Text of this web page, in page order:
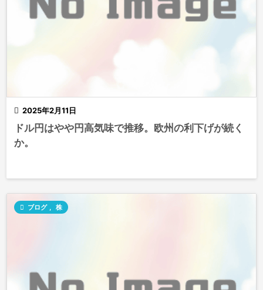
 2025年2月11日
ドル円はやや円高気味で推移。欧州の利下げが続く
か。
 ブログ , 株